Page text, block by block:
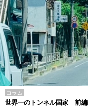
コラム
世界一のトンネル国家 前編